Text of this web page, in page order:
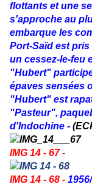
flottants et une
s'approche au
embarque les
Port-Saïd est
un cessez-le-feu
"Hubert"
épaves sensées
"Hubert" est
"Pasteur",
d'Indochine -
IMG 14 - 67 -
IMG 14 - 68 -